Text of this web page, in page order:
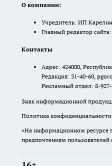
О компании:
Учредитель: ИП
Главный редактор
Контакты
Адрес: 424000,
Редакция: 31-40-60,
Рекламный отдел: 8-
Знак информационной
Политика
«На информационном ресурсе
предпочтениям